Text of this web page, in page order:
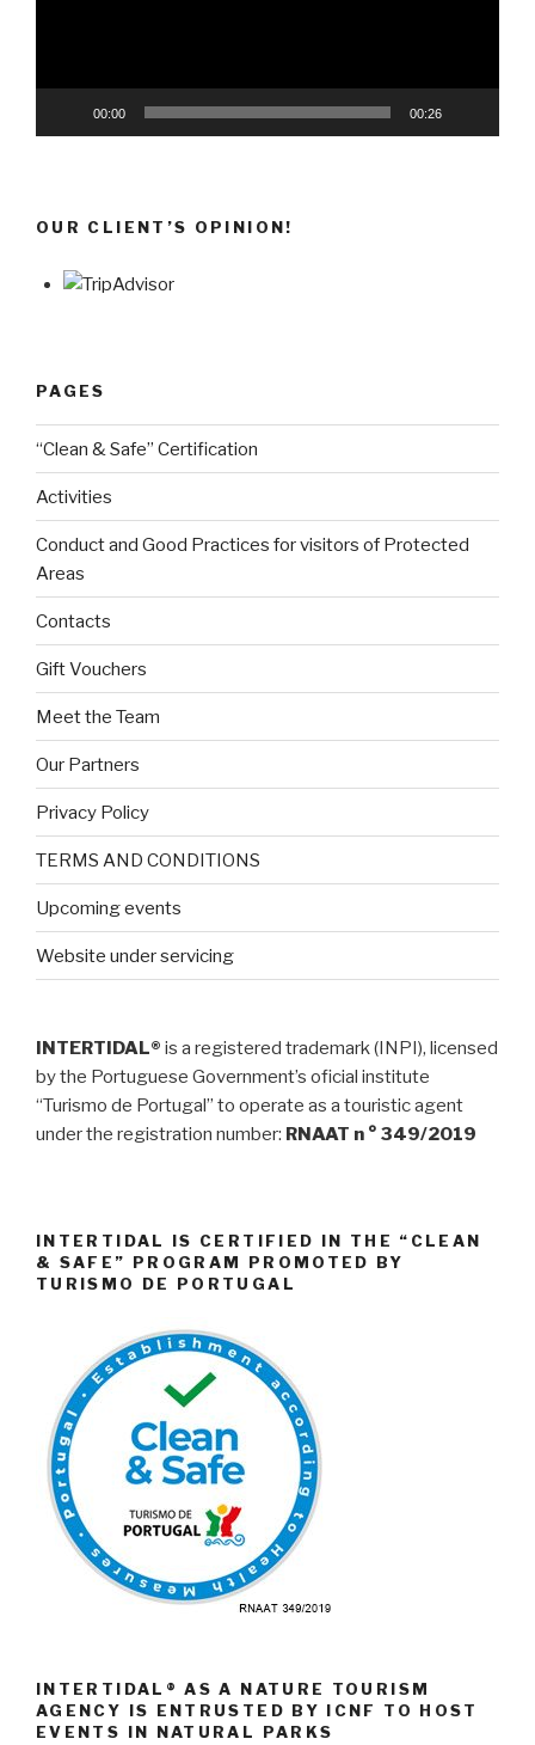
00:00 00:26
OUR CLIENT’S OPINION!
PAGES
“Clean & Safe” Certification
Activities
Conduct and Good Practices for visitors of Protected
Areas
Contacts
Gift Vouchers
Meet the Team
Our Partners
Privacy Policy
TERMS AND CONDITIONS
Upcoming events
Website under servicing
INTERTIDAL® is a registered trademark (INPI), licensed
by the Portuguese Government’s oficial institute
“Turismo de Portugal” to operate as a touristic agent
under the registration number: RNAAT n ° 349/2019
INTERTIDAL IS CERTIFIED IN THE “CLEAN
& SAFE” PROGRAM PROMOTED BY
TURISMO DE PORTUGAL
INTERTIDAL® AS A NATURE TOURISM
AGENCY IS ENTRUSTED BY ICNF TO HOST
EVENTS IN NATURAL PARKS